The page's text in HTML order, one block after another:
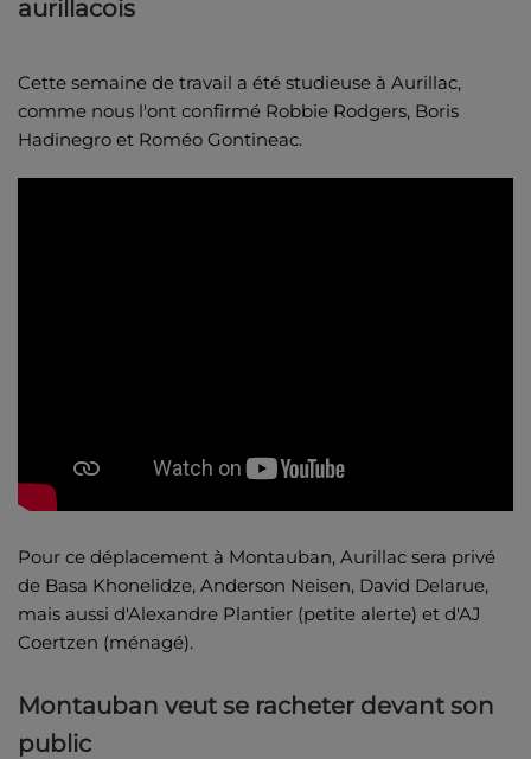
aurillacois
Cette semaine de travail a été studieuse à Aurillac,
comme nous l'ont confirmé Robbie Rodgers, Boris
Hadinegro et Roméo Gontineac.
Pour ce déplacement à Montauban, Aurillac sera privé
de Basa Khonelidze, Anderson Neisen, David Delarue,
mais aussi d'Alexandre Plantier (petite alerte) et d'AJ
Coertzen (ménagé).
Montauban veut se racheter devant son
public